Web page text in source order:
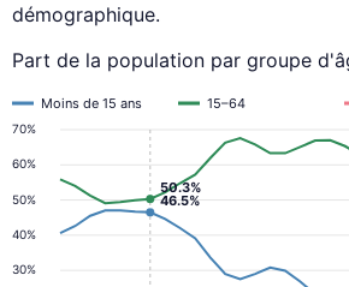
démographique.
Part de la population par groupe
30%
40%
50%
60%
70%
Moins de 15 ans 15–64
46.5%
50.3%